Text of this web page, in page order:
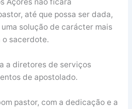
até que possa ser dada,
solução de carácter mais
o sacerdote.
a diretores de serviços
de apostolado.
pastor, com a dedicação e a